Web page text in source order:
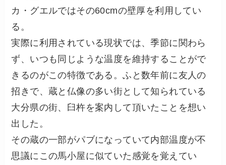
カ・グエルではその60cmの壁厚を利用してい
る。
実際に利用されている現状では、季節に関わら
ず、いつも同じような温度を維持することがで
きるのがこの特徴である。ふと数年前に友人の
招きで、蔵と仏像の多い街として知られている
大分県の街、臼杵を案内して頂いたことを想い
出した。
その蔵の一部がパブになっていて内部温度が不
思議にこの馬小屋に似ていた感覚を覚えてい